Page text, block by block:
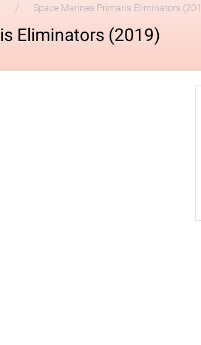
Space Marines Primaris Eliminators
Eliminators (2019)